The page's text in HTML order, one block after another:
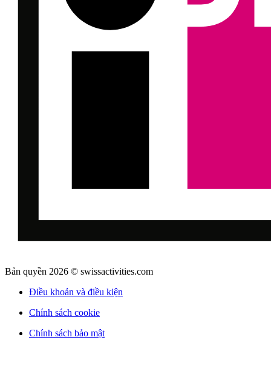
Bản quyền 2026 © swissactivities.com
Điều khoản và điều kiện
Chính sách cookie
Chính sách bảo mật